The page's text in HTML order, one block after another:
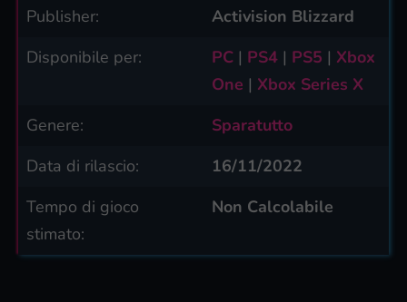
Publisher:
Activision Blizzard
Disponibile per:
PC| PS4| PS5 | Xbox
One | Xbox Series X
Genere:
Sparatutto
Data di rilascio:
16/11/2022
Tempo di gioco
stimato:
Non Calcolabile